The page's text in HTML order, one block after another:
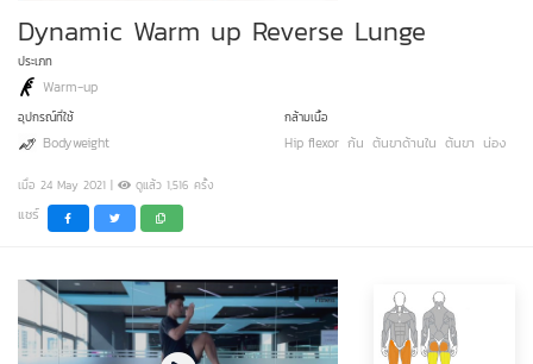
Dynamic Warm up Reverse Lunge
ประเภท
Warm-up
อุปกรณ์ที่ใช้
Bodyweight
กล้ามเนื้อ
Hip flexor ก้น ต้นขาด้านใน ต้นขา น่อง
เมื่อ 24 May 2021 | ดูแล้ว 1,516 ครั้ง
แชร์